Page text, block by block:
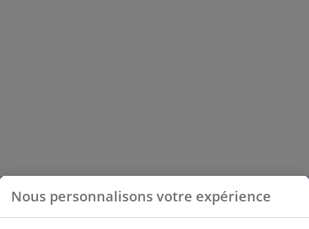
Nous personnalisons votre expérience